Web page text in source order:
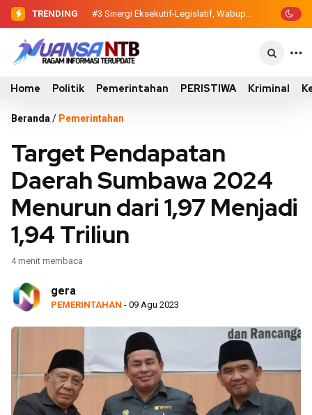
TRENDING #3 Sinergi Eksekutif-Legislatif, Wabup
Ansori Serahkan Tujuh Kontainer
Home Politik Pemerintahan PERISTIWA Kriminal
Beranda / Pemerintahan
Target Pendapatan
Daerah Sumbawa 2024
Menurun dari 1,97 Menjadi
1,94 Triliun
4 menit membaca
gera
PEMERINTAHAN - 09 Agu 2023